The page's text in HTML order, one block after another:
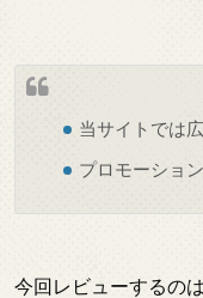
当サイトでは
プロモーショ
今回レビューするの